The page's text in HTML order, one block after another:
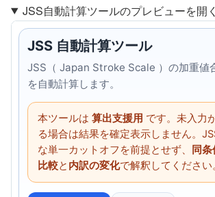
JSS自動計算ツールのプレビューを開く